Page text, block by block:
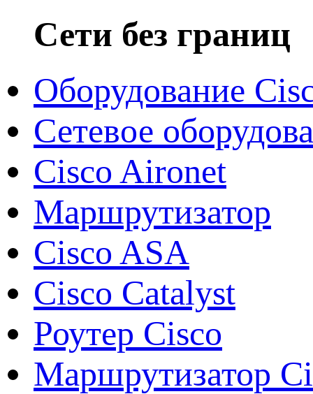
Сети без границ
Оборудование
Сетевое
Cisco Aironet
Маршрутизатор
Cisco ASA
Cisco Catalyst
Роутер Cisco
Маршрутизатор